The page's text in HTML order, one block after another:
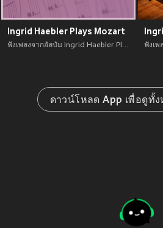
Ingrid Haebler Plays Mozart
ฟังเพลงจากอัลบัม Ingrid Haebler Plays Mozart เพลงใหม่จาก อัพเดทเพลงใหม่ล่าสุดก่อนใคร ตลอดปี 2021
ดาวน์โหลด App เพื่อดูทั้